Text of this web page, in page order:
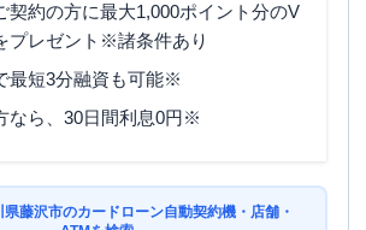
平日：9：00～15：00
土曜：-
平日：6：00～26：00月曜日の6:00～7:00
はご利用いただけません。
〇
契約の方に最大1,000ポイント分のV
プレゼント※諸条件あり
最短3分融資も可能※
なら、30日間利息0円※
藤沢市のカードローン自動契約機・店舗・